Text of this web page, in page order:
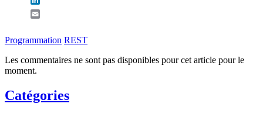
Programmation REST
Les commentaires ne sont pas disponibles pour cet article pour le
moment.
Catégories